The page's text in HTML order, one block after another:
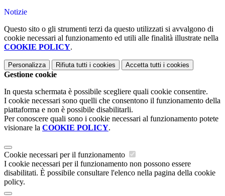
Notizie
Questo sito o gli strumenti terzi da questo utilizzati si avvalgono di
cookie necessari al funzionamento ed utili alle finalità illustrate nella
COOKIE POLICY.
Personalizza Rifiuta tutti i cookies Accetta tutti i cookies
Gestione cookie
In questa schermata è possibile scegliere quali cookie consentire.
I cookie necessari sono quelli che consentono il funzionamento della
piattaforma e non è possibile disabilitarli.
Per conoscere quali sono i cookie necessari al funzionamento potete
visionare la COOKIE POLICY.
Cookie necessari per il funzionamento
I cookie necessari per il funzionamento non possono essere
disabilitati. È possibile consultare l'elenco nella pagina della cookie
policy.